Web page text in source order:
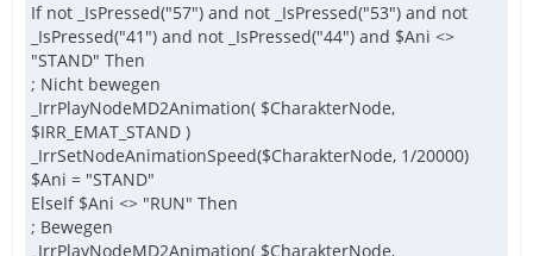
If not _IsPressed("57") and not _IsPressed("53") and not
_IsPressed("41") and not _IsPressed("44") and $Ani <>
"STAND" Then
; Nicht bewegen
_IrrPlayNodeMD2Animation( $CharakterNode,
$IRR_EMAT_STAND )
_IrrSetNodeAnimationSpeed($CharakterNode, 1/20000)
$Ani = "STAND"
ElseIf $Ani <> "RUN" Then
; Bewegen
_IrrPlayNodeMD2Animation( $CharakterNode,